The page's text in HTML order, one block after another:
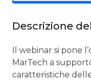
Descrizione
Il webinar si pone
MarTech a
caratteristiche